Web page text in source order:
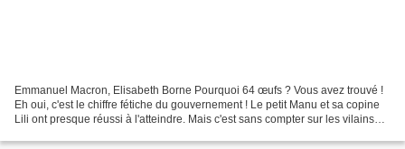
Emmanuel Macron, Elisabeth Borne Pourquoi 64 œufs ? Vous avez trouvé !
Eh oui, c'est le chiffre fétiche du gouvernement ! Le petit Manu et sa copine
Lili ont presque réussi à l'atteindre. Mais c'est sans compter sur les vilains